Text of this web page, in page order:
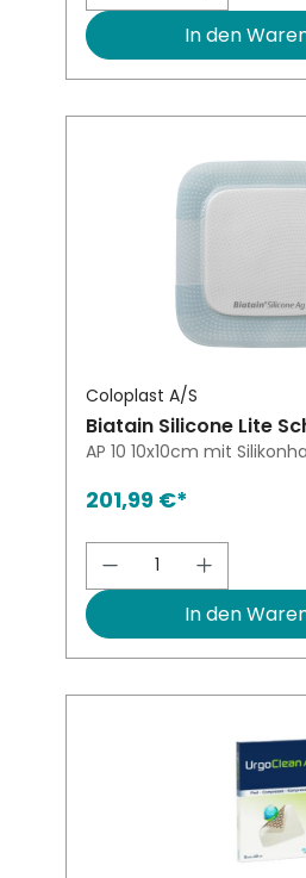
In den
Coloplast A/S
Biatain Silicone Lite
AP 10 10x10cm mit
201,99 €*
Produkt
In den